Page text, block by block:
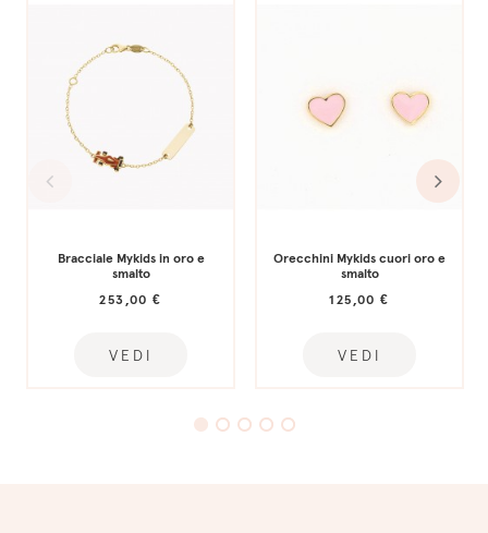
Bracciale Mykids in oro e
smalto
253,00 €
VEDI
Orecchini Mykids cuori oro e
smalto
125,00 €
VEDI